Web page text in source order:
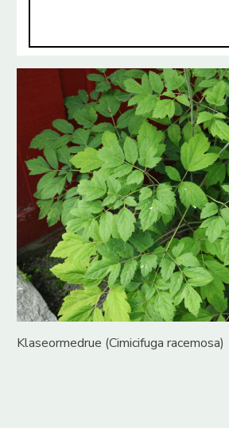
Klaseormedrue (Cimicifuga racemosa)